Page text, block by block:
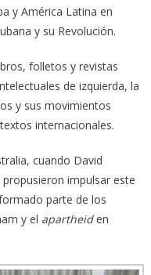
y América Latina en
y su Revolución.
folletos y revistas
de izquierda, la
y sus movimientos
internacionales.
cuando David
impulsar este
parte de los
y el apartheiden